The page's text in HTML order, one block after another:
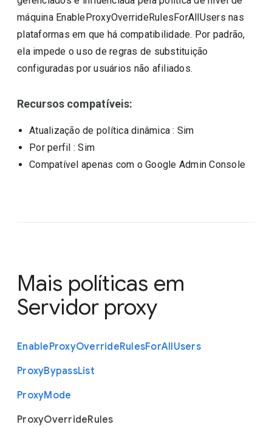
máquina EnableProxyOverrideRulesForAllUsers nas
plataformas em que há compatibilidade. Por padrão,
ela impede o uso de regras de substituição
configuradas por usuários não afiliados.
Recursos compatíveis:
Atualização de política dinâmica : Sim
Por perfil : Sim
Compatível apenas com o Google Admin Console
Mais políticas em
Servidor proxy
EnableProxyOverrideRulesForAllUsers
ProxyBypassList
ProxyMode
ProxyOverrideRules